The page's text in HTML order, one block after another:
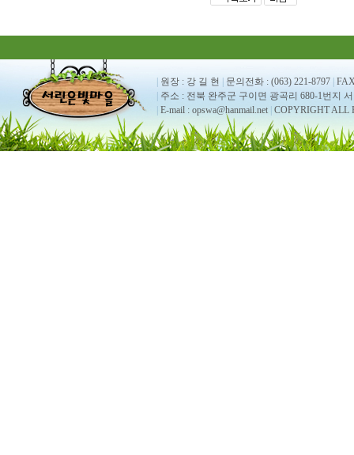
원장 : 강 길 현 문의전화 : (063) 221-8797
주소 : 전북 완주군 구이면 광곡리 680-1번지
E-mail : opswa@hanmail.net COPYRIGHT ALL